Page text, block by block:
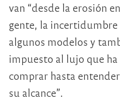
van “desde la erosión
gente, la
algunos modelos y
impuesto al lujo que
comprar hasta
su alcance”.